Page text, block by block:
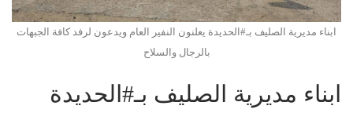
ابناء مديرية الصليف بـ#الحديدة يعلنون النفير العام ويدعون لرفد كافة الجبهات
بالرجال والسلاح
ابناء مديرية الصليف بـ#الحديدة